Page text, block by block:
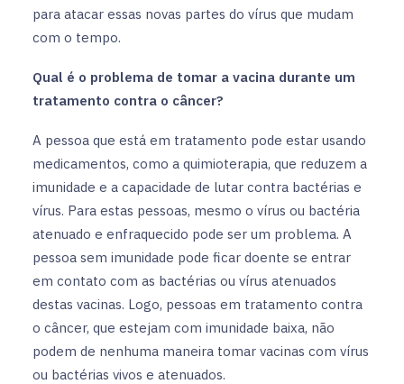
para atacar essas novas partes do vírus que mudam
com o tempo.
Qual é o problema de tomar a vacina durante um
tratamento contra o câncer?
A pessoa que está em tratamento pode estar usando
medicamentos, como a quimioterapia, que reduzem a
imunidade e a capacidade de lutar contra bactérias e
vírus. Para estas pessoas, mesmo o vírus ou bactéria
atenuado e enfraquecido pode ser um problema. A
pessoa sem imunidade pode ficar doente se entrar
em contato com as bactérias ou vírus atenuados
destas vacinas. Logo, pessoas em tratamento contra
o câncer, que estejam com imunidade baixa, não
podem de nenhuma maneira tomar vacinas com vírus
ou bactérias vivos e atenuados.